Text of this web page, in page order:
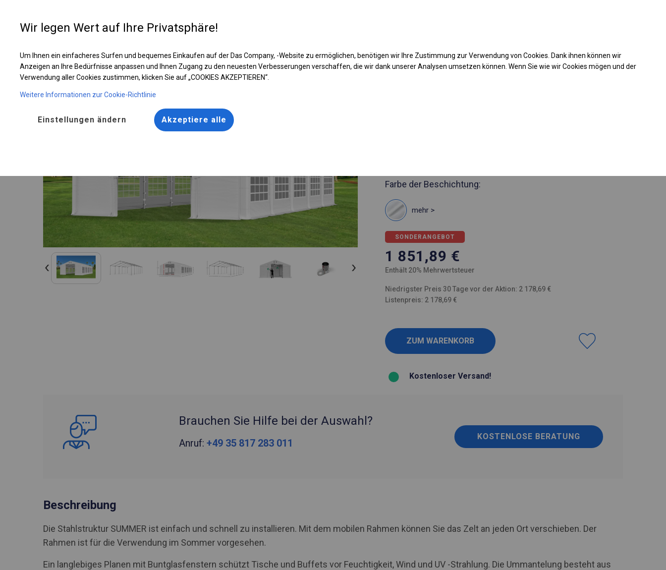
Entwerfen Sie Ihr Zelt
Solides Partyzelt | 5x10 m Laden Sie das PDF -Angebot herunter
Farbe der Beschichtung:
mehr >
SONDERANGEBOT
1 851,89 €
Enthält 20% Mehrwertsteuer
Niedrigster Preis 30 Tage vor der Aktion: 2 178,69 €
Listenpreis: 2 178,69 €
Kostenloser Versand!
Brauchen Sie Hilfe bei der Auswahl?
Anruf: +49 35 817 283 011
KOSTENLOSE BERATUNG
Beschreibung
Die Stahlstruktur SUMMER ist einfach und schnell zu installieren. Mit dem mobilen Rahmen können Sie das Zelt an jeden Ort verschieben. Der
Rahmen ist für die Verwendung im Sommer vorgesehen.
Ein langlebiges Planen mit Buntglasfenstern schützt Tische und Buffets vor Feuchtigkeit, Wind und UV -Strahlung. Die Ummantelung besteht aus
Wir legen Wert auf Ihre Privatsphäre!
Um Ihnen ein einfacheres Surfen und bequemes Einkaufen auf der Das Company, -Website zu ermöglichen, benötigen wir Ihre Zustimmung zur Verwendung von Cookies. Dank ihnen können wir
Anzeigen an Ihre Bedürfnisse anpassen und Ihnen Zugang zu den neuesten Verbesserungen verschaffen, die wir dank unserer Analysen umsetzen können. Wenn Sie wie wir Cookies mögen und der
Verwendung aller Cookies zustimmen, klicken Sie auf „COOKIES AKZEPTIEREN“.
Weitere Informationen zur Cookie-Richtlinie
Einstellungen ändern Akzeptiere alle